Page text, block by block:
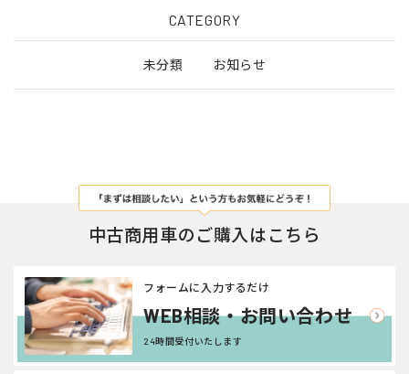
CATEGORY
未分類 お知らせ
中古商用車のご購入はこちら
WEB相談・お問い合わせ
フォームに入力するだけ
24時間受付いたします